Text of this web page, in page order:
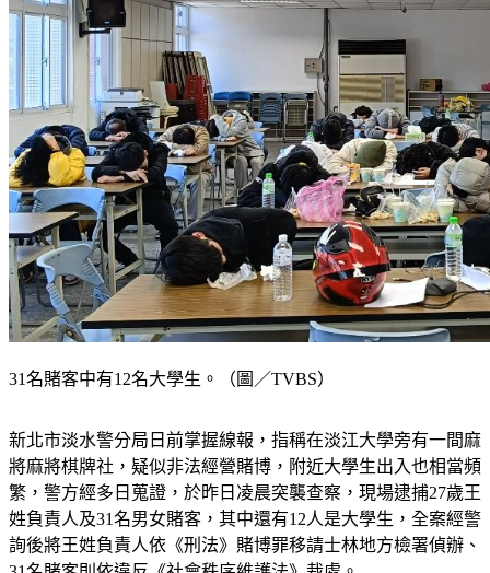
31名賭客中有12名大學生。（圖／TVBS）
新北市淡水警分局日前掌握線報，指稱在淡江大學旁有一間麻
將麻將棋牌社，疑似非法經營賭博，附近大學生出入也相當頻
繁，警方經多日蒐證，於昨日凌晨突襲查察，現場逮捕27歲王
姓負責人及31名男女賭客，其中還有12人是大學生，全案經警
詢後將王姓負責人依《刑法》賭博罪移請士林地方檢署偵辦、